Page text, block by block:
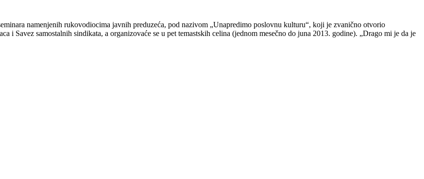
namenjenih rukovodiocima javnih preduzeća, pod nazivom „Unapredimo poslovnu kulturu“, koji je zvanično otvorio
i Savez samostalnih sindikata, a organizovaće se u pet temastskih celina (jednom mesečno do juna 2013. godine). „Drago mi je da je